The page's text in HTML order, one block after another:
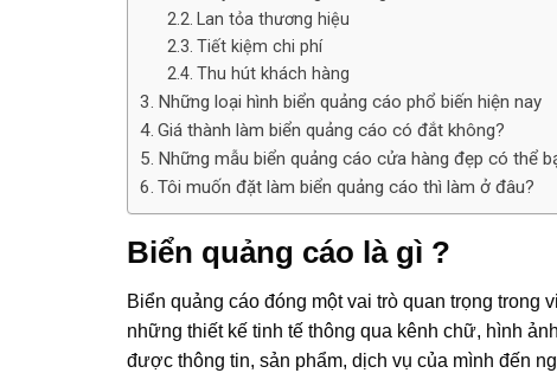
Lan tỏa thương hiệu
Tiết kiệm chi phí
Thu hút khách hàng
Những loại hình biển quảng cáo phổ biến hiện nay
Giá thành làm biển quảng cáo có đắt không?
Những mẫu biển quảng cáo cửa hàng đẹp có thể
Tôi muốn đặt làm biển quảng cáo thì làm ở đâu?
Biển quảng cáo là gì ?
Biển quảng cáo đóng một vai trò quan trọng
những thiết kế tinh tế thông qua kênh chữ, hình
được thông tin, sản phẩm, dịch vụ của mình đến